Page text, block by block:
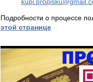
Подробности о процессе
этой странице